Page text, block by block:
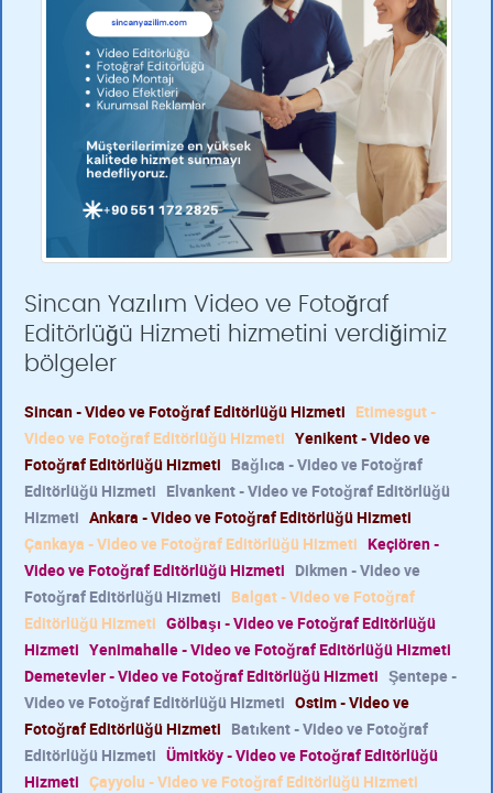
Sincan Yazılım Video ve Fotoğraf
Editörlüğü Hizmeti hizmetini verdiğimiz
bölgeler
Sincan - Video ve Fotoğraf Editörlüğü Hizmeti Etimesgut -
Video ve Fotoğraf Editörlüğü Hizmeti Yenikent - Video ve
Fotoğraf Editörlüğü Hizmeti Bağlıca - Video ve Fotoğraf
Editörlüğü Hizmeti Elvankent - Video ve Fotoğraf Editörlüğü
Hizmeti Ankara - Video ve Fotoğraf Editörlüğü Hizmeti
Çankaya - Video ve Fotoğraf Editörlüğü Hizmeti Keçiören -
Video ve Fotoğraf Editörlüğü Hizmeti Dikmen - Video ve
Fotoğraf Editörlüğü Hizmeti Balgat - Video ve Fotoğraf
Editörlüğü Hizmeti Gölbaşı - Video ve Fotoğraf Editörlüğü
Hizmeti Yenimahalle - Video ve Fotoğraf Editörlüğü Hizmeti
Demetevler - Video ve Fotoğraf Editörlüğü Hizmeti Şentepe -
Video ve Fotoğraf Editörlüğü Hizmeti Ostim - Video ve
Fotoğraf Editörlüğü Hizmeti Batıkent - Video ve Fotoğraf
Editörlüğü Hizmeti Ümitköy - Video ve Fotoğraf Editörlüğü
Hizmeti Çayyolu - Video ve Fotoğraf Editörlüğü Hizmeti